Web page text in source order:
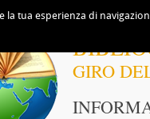
GIRO
tua esperienza di